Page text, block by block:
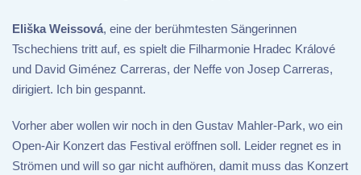
Eliška Weissová, eine der berühmtesten Sängerinnen
Tschechiens tritt auf, es spielt die Filharmonie Hradec Králové
und David Giménez Carreras, der Neffe von Josep Carreras,
dirigiert. Ich bin gespannt.
Vorher aber wollen wir noch in den Gustav Mahler-Park, wo ein
Open-Air Konzert das Festival eröffnen soll. Leider regnet es in
Strömen und will so gar nicht aufhören, damit muss das Konzert